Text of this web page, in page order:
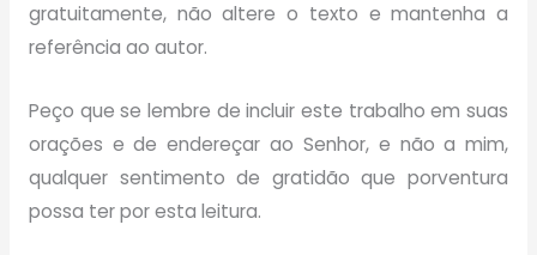
gratuitamente, não altere o texto e mantenha a
referência ao autor.
Peço que se lembre de incluir este trabalho em suas
orações e de endereçar ao Senhor, e não a mim,
qualquer sentimento de gratidão que porventura
possa ter por esta leitura.